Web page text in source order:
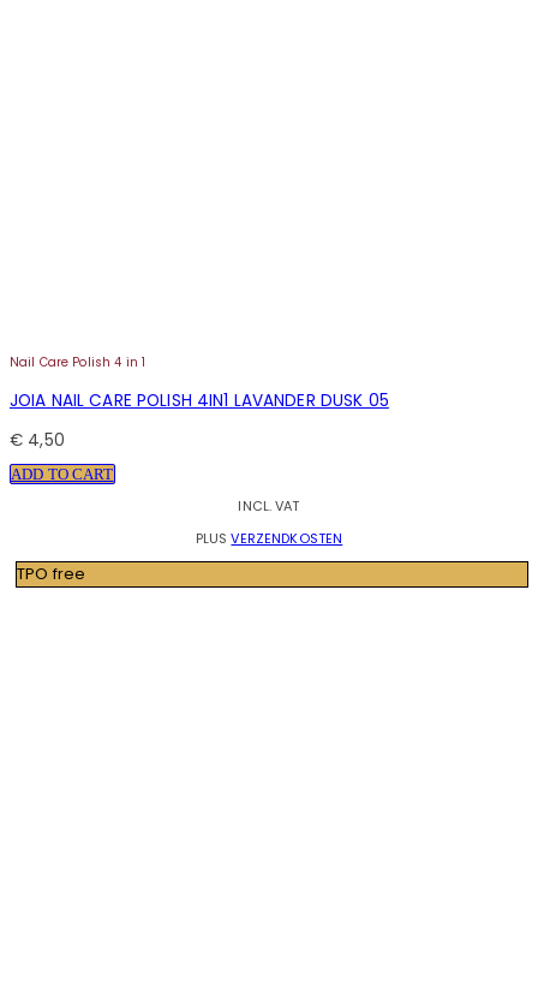
Nail Care Polish 4 in 1
JOIA NAIL CARE POLISH 4IN1 LAVANDER DUSK 05
€ 4,50
ADD TO CART
INCL. VAT
PLUSVERZENDKOSTEN
TPO free